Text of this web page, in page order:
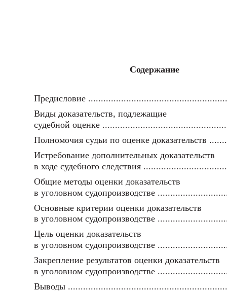
Содержание
Предисловие
Виды доказательств, подлежащие
судебной оценке
Полномочия судьи по оценке доказательств
Истребование дополнительных доказательств
в ходе судебного следствия
Общие методы оценки доказательств
в уголовном судопроизводстве
Основные критерии оценки доказательств
в уголовном судопроизводстве
Цель оценки доказательств
в уголовном судопроизводстве
Закрепление результатов оценки доказательств
в уголовном судопроизводстве
Выводы